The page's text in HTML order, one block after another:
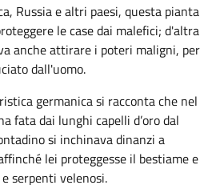
Russia e altri paesi, questa pianta
le case dai malefici; d'altra
anche attirare i poteri maligni, per
dall'uomo.
germanica si racconta che nel
fata dai lunghi capelli d’oro dal
si inchinava dinanzi a
lei proteggesse il bestiame e
serpenti velenosi.